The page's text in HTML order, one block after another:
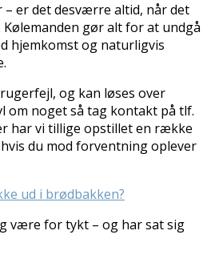
er det desværre altid, når det
gør alt for at undgå
hjemkomst og naturligvis
og kan løses over
om noget så tag kontakt på tlf.
har vi tillige opstillet en række
du mod forventning oplever
ud i brødbakken?
være for tykt – og har sat sig